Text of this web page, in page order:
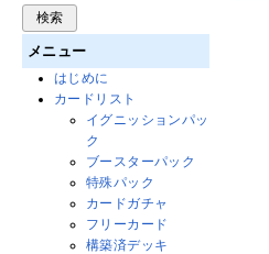
メニュー
はじめに
カードリスト
イグニッションパッ
ク
ブースターパック
特殊パック
カードガチャ
フリーカード
構築済デッキ